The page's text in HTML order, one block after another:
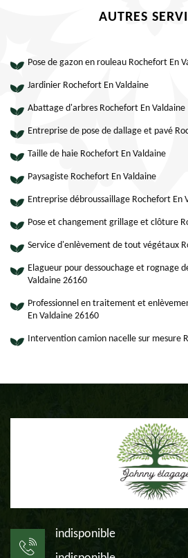
AUTRES
Pose de gazon en rouleau Rochefort En
Jardinier Rochefort En Valdaine
Abattage d'arbres Rochefort En Valdaine
Entreprise de pose de dallage et pavé
Taille de haie Rochefort En Valdaine
Paysagiste Rochefort En Valdaine
Entreprise débroussaillage Rochefort En
Pose et changement grillage et clôture
Service d'enlèvement de tout végétaux
Elagueur pour dessouchage et rognage
Valdaine 26160
Professionnel en traitement et
En Valdaine 26160
Intervention camion nacelle sur mesure
indisponible